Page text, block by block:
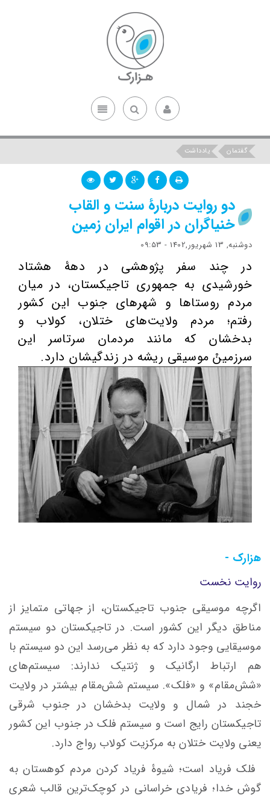
گفتمان یادداشت
دو روایت دربارۀ سنت و القاب
خنیاگران در اقوام ایران‌ زمین
دوشنبه, 13 شهریور,1402 - 09:53
در چند سفر پژوهشی در دهۀ هشتاد
خورشیدی به جمهوری تاجیکستان، در میان
مردم روستاها و شهرهای جنوب این کشور
رفتم؛ مردم ولایت‌های ختلان، کولاب و
بدخشان که مانند مردمان سرتاسر این
سرزمینْ موسیقی ریشه در زندگیشان دارد.
هزارک -
روایت نخست
اگرچه موسیقی جنوب تاجیکستان، از جهاتی متمایز از
مناطق دیگر این کشور است. در تاجیکستان دو سیستم
موسیقایی وجود دارد که به نظر می‌رسد این دو سیستم با
هم ارتباط ارگانیک و ژنتیک ندارند: سیستم‌های
«شش‌مقام» و «فلک». سیستم شش‌مقام بیشتر در ولایت
خجند در شمال و ولایت بدخشان در جنوب شرقی
تاجیکستان رایج است و سیستم فلک در جنوب این کشور
یعنی ولایت ختلان به مرکزیت کولاب رواج دارد.
فلک فریاد است؛ شیوۀ فریاد کردن مردم کوهستان به
گوش خدا؛ فریادی خراسانی در کوچک‌ترین قالب شعری